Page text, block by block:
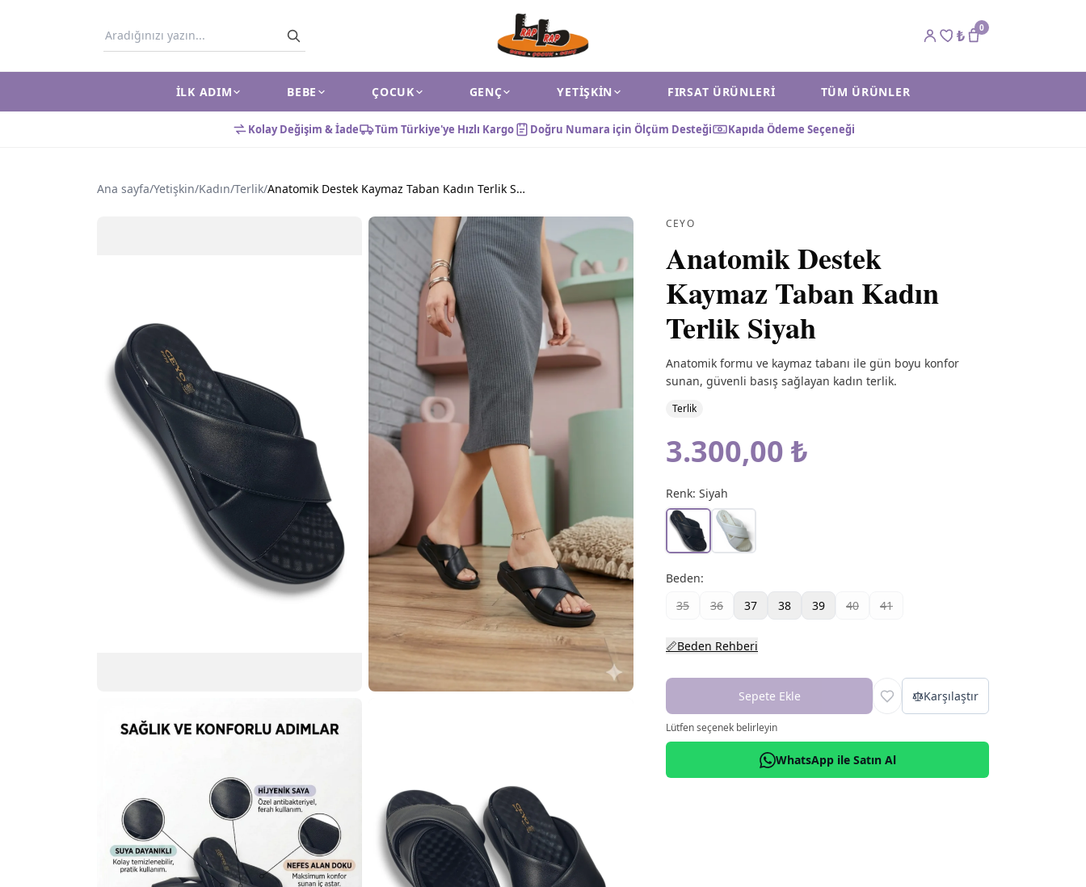
₺ 0
İLK ADIM BEBE ÇOCUK GENÇ YETIŞKIN FIRSAT ÜRÜNLERI TÜM ÜRÜNLER
Kolay Değişim & İade Tüm Türkiye'ye Hızlı Kargo Doğru Numara için Ölçüm Desteği Kapıda Ödeme Seçeneği
Ana sayfa/Yetişkin/Kadın/Terlik/ Anatomik Destek Kaymaz Taban Kadın Terlik Siyah
CEYO
Anatomik Destek
Kaymaz Taban Kadın
Terlik Siyah
Anatomik formu ve kaymaz tabanı ile gün boyu konfor
sunan, güvenli basış sağlayan kadın terlik.
Terlik
3.300,00 ₺
Renk: Siyah
Beden:
35
36 37 38 39 40 41
📏Beden Rehberi
Sepete Ekle Karşılaştır
Lütfen seçenek belirleyin
WhatsApp ile Satın Al